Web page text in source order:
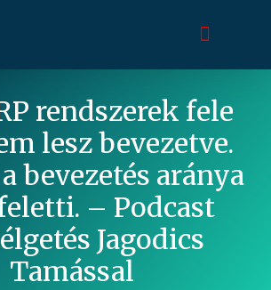
rendszerek fele
lesz bevezetve.
bevezetés aránya
– Podcast
Jagodics
Tamással